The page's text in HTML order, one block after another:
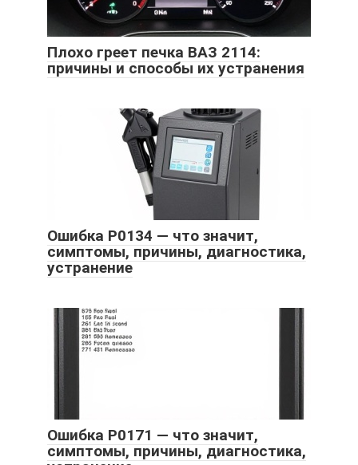
Плохо греет печка ВАЗ 2114:
причины и способы их устранения
Ошибка P0134 — что значит,
симптомы, причины, диагностика,
устранение
Ошибка P0171 — что значит,
симптомы, причины, диагностика,